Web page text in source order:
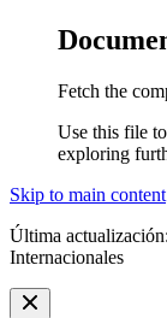
Fetch the
Use this file
exploring
Skip to main content
Última
Internacionales